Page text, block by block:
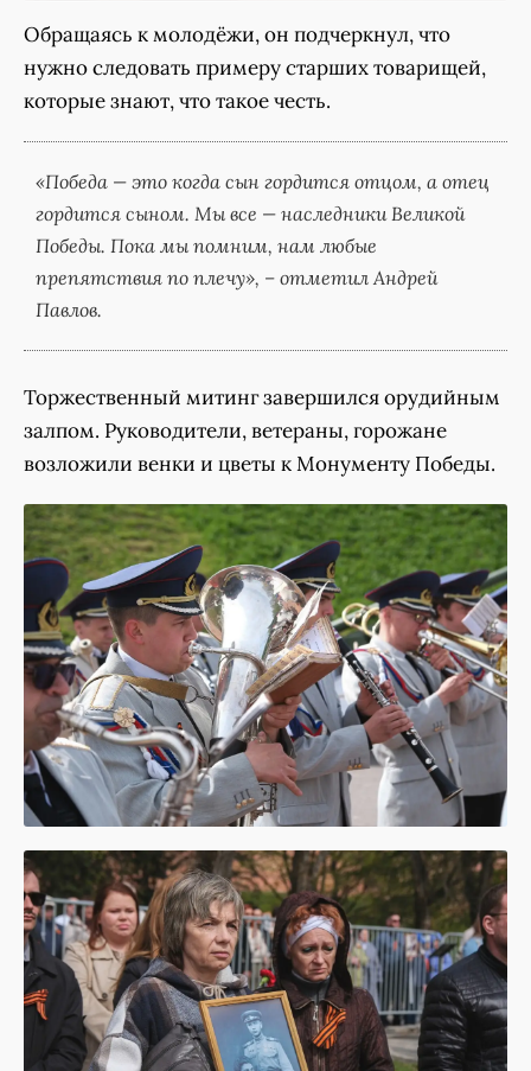
Обращаясь к молодёжи, он подчеркнул, что
нужно следовать примеру старших товарищей,
которые знают, что такое честь.
«Победа — это когда сын гордится отцом, а отец
гордится сыном. Мы все — наследники Великой
Победы. Пока мы помним, нам любые
препятствия по плечу», – отметил Андрей
Павлов.
Торжественный митинг завершился орудийным
залпом. Руководители, ветераны, горожане
возложили венки и цветы к Монументу Победы.